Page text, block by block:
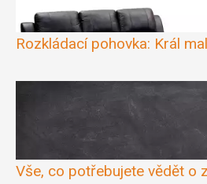
Rozkládací pohovka: Král
Vše, co potřebujete vědět o